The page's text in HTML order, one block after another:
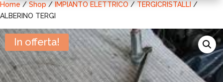
Home / Shop / IMPIANTO ELETTRICO / TERGICRISTALLI /
ALBERINO TERGI
In offerta!